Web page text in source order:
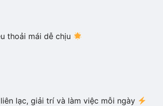
thoải mái dễ chịu
lạc, giải trí và làm việc mỗi ngày